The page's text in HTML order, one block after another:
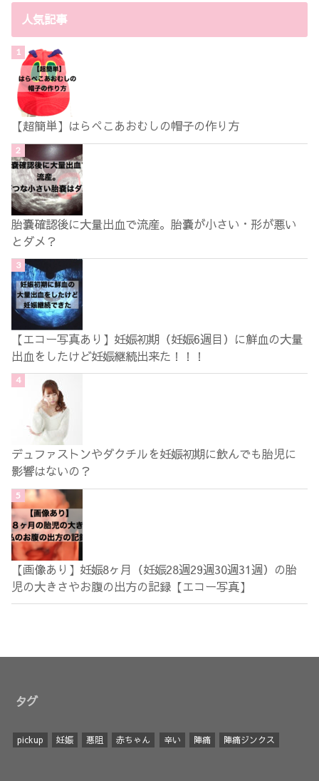
人気記事
【超簡単】はらぺこあおむしの帽子の作り方
胎嚢確認後に大量出血で流産。胎嚢が小さい・形が悪い
とダメ？
【エコー写真あり】妊娠初期（妊娠6週目）に鮮血の大量
出血をしたけど妊娠継続出来た！！！
デュファストンやダクチルを妊娠初期に飲んでも胎児に
影響はないの？
【画像あり】妊娠8ヶ月（妊娠28週29週30週31週）の胎
児の大きさやお腹の出方の記録【エコー写真】
タグ
pickup 妊娠 悪阻 赤ちゃん 辛い 陣痛 陣痛ジンクス